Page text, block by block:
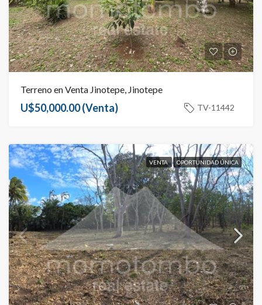
Terreno en Venta Jinotepe, Jinotepe
U$50,000.00(Venta) TV-11442
VENTA OPORTUNIDAD ÚNICA